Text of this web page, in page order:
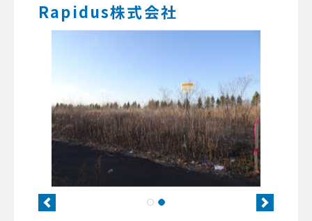
Rapidus株式会社
Previous Next